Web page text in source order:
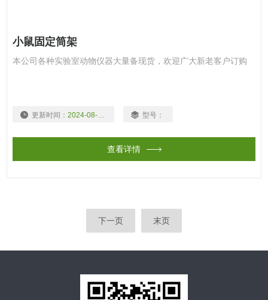
小鼠固定筒架
本公司各种实验室动物仪器大量备现货，欢迎广大新老客户订购
更新时间： 2024-08-03 型号：
查看详情
下一页 末页